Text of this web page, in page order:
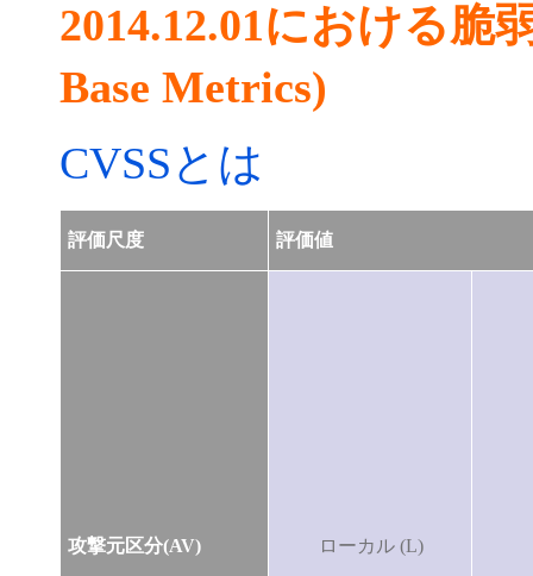
2014.12.01における脆
Base Metrics)
CVSSとは
評価尺度 評価値
攻撃元区分(AV) ローカル (L)